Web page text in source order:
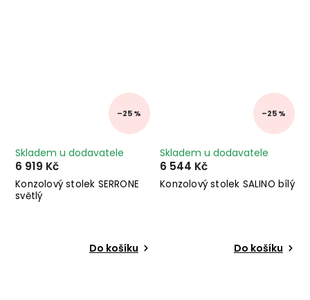
–25 %
Konzolový stolek SERRONE
světlý
Skladem u dodavatele
6 919 Kč
Do košíku
–25 %
Konzolový stolek SALINO bílý
Skladem u dodavatele
6 544 Kč
Do košíku